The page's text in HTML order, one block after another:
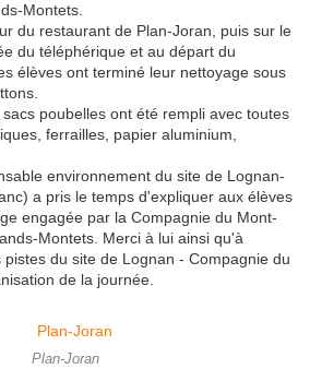
Montets.
du restaurant de Plan-Joran, puis sur le
du téléphérique et au départ du
élèves ont terminé leur nettoyage sous
poubelles ont été rempli avec toutes
ferrailles, papier aluminium,
environnement du site de Lognan-
a pris le temps d'expliquer aux élèves
engagée par la Compagnie du Mont-
Montets. Merci à lui ainsi qu'à
pistes du site de Lognan - Compagnie du
de la journée.
Plan-Joran